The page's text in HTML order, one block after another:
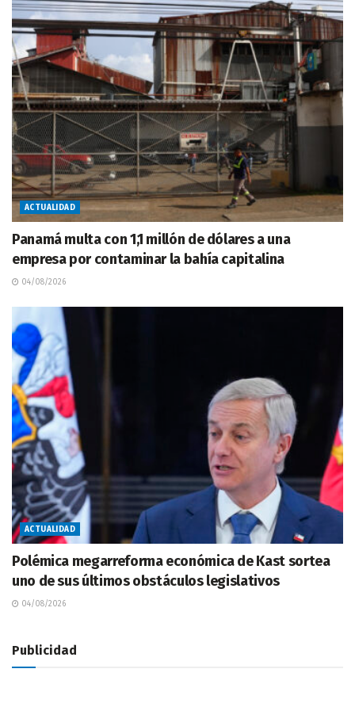
ACTUALIDAD
Panamá multa con 1,1 millón de dólares a una
empresa por contaminar la bahía capitalina
04/08/2026
ACTUALIDAD
Polémica megarreforma económica de Kast sortea
uno de sus últimos obstáculos legislativos
04/08/2026
Publicidad